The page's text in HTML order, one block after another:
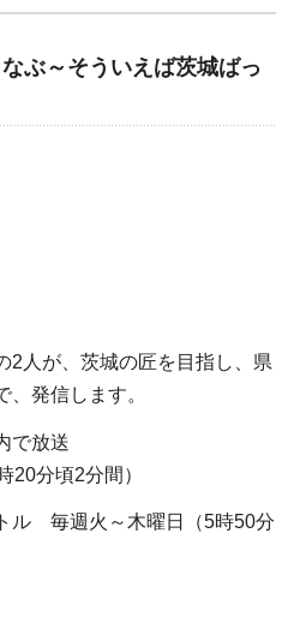
ぶ～そういえば茨城ばっ
2人が、茨城の匠を目指し、県
発信します。
で放送
20分頃2分間）
ル 毎週火～木曜日
（5時50分